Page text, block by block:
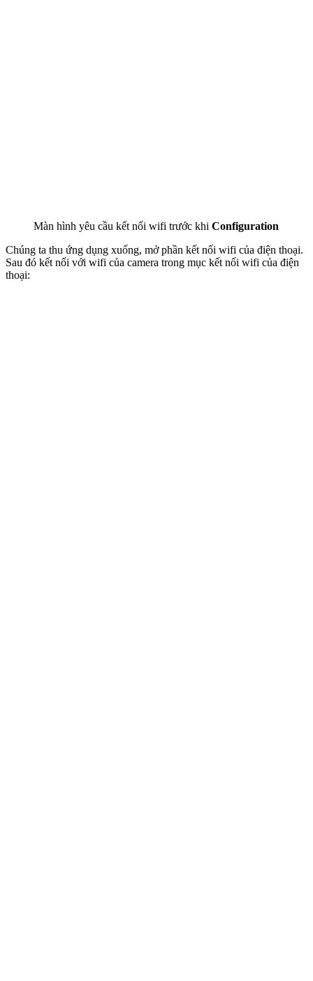
Màn hình yêu cầu kết nối wifi trước khi Configuration
Chúng ta thu ứng dụng xuống, mở phần kết nối wifi của điện thoại.
Sau đó kết nối với wifi của camera trong mục kết nối wifi của điện
thoại: